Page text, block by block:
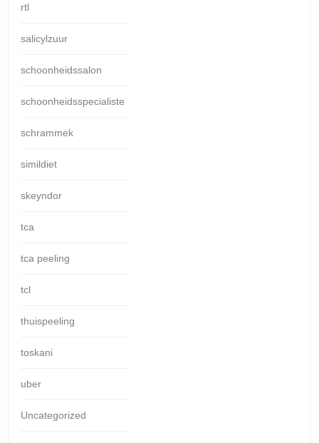
rtl
salicylzuur
schoonheidssalon
schoonheidsspecialiste
schrammek
simildiet
skeyndor
tca
tca peeling
tcl
thuispeeling
toskani
uber
Uncategorized